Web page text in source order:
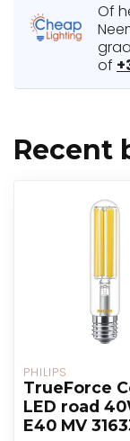
Of
of
Recent
PHILIPS
TrueForce
LED road
E40 MV